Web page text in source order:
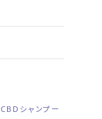
CBDシャンプー